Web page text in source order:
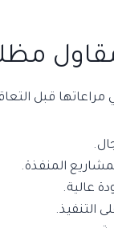
مراعاتها قبل
المنفذة.
عالية.
التنفيذ.